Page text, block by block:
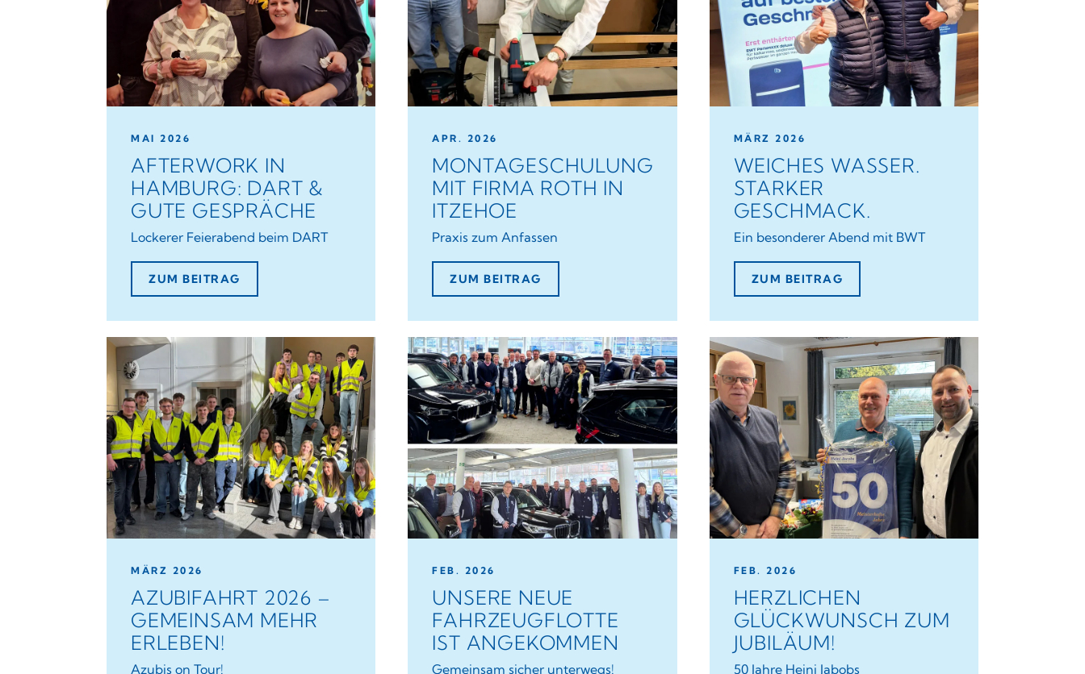
MAI 2026
AFTERWORK IN
HAMBURG: DART &
GUTE GESPRÄCHE
Lockerer Feierabend beim DART
ZUM BEITRAG
APR. 2026
MONTAGESCHULUNG
MIT FIRMA ROTH IN
ITZEHOE
Praxis zum Anfassen
ZUM BEITRAG
MÄRZ 2026
WEICHES WASSER.
STARKER
GESCHMACK.
Ein besonderer Abend mit BWT
ZUM BEITRAG
MÄRZ 2026
AZUBIFAHRT 2026 –
GEMEINSAM MEHR
ERLEBEN!
Azubis on Tour!
FEB. 2026
UNSERE NEUE
FAHRZEUGFLOTTE
IST ANGEKOMMEN
Gemeinsam sicher unterwegs!
FEB. 2026
HERZLICHEN
GLÜCKWUNSCH ZUM
JUBILÄUM!
50 Jahre Heini Jabobs